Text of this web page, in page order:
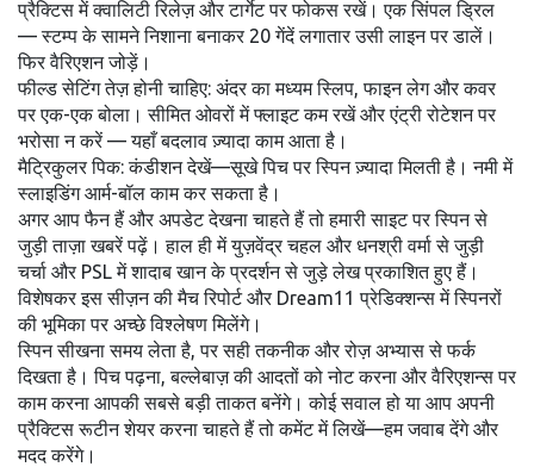
प्रैक्टिस में क्वालिटी रिलेज़ और टार्गेट पर फोकस रखें। एक सिंपल ड्रिल
— स्टम्प के सामने निशाना बनाकर 20 गेंदें लगातार उसी लाइन पर डालें।
फिर वैरिएशन जोड़ें।
फील्ड सेटिंग तेज़ होनी चाहिए: अंदर का मध्यम स्लिप, फाइन लेग और कवर
पर एक-एक बोला। सीमित ओवरों में फ्लाइट कम रखें और एंट्री रोटेशन पर
भरोसा न करें — यहाँ बदलाव ज़्यादा काम आता है।
मैट्रिकुलर पिक: कंडीशन देखें—सूखे पिच पर स्पिन ज़्यादा मिलती है। नमी में
स्लाइडिंग आर्म-बॉल काम कर सकता है।
अगर आप फैन हैं और अपडेट देखना चाहते हैं तो हमारी साइट पर स्पिन से
जुड़ी ताज़ा खबरें पढ़ें। हाल ही में युज़वेंद्र चहल और धनश्री वर्मा से जुड़ी
चर्चा और PSL में शादाब खान के प्रदर्शन से जुड़े लेख प्रकाशित हुए हैं।
विशेषकर इस सीज़न की मैच रिपोर्ट और Dream11 प्रेडिक्शन्स में स्पिनरों
की भूमिका पर अच्छे विश्लेषण मिलेंगे।
स्पिन सीखना समय लेता है, पर सही तकनीक और रोज़ अभ्यास से फर्क
दिखता है। पिच पढ़ना, बल्लेबाज़ की आदतों को नोट करना और वैरिएशन्स पर
काम करना आपकी सबसे बड़ी ताकत बनेंगे। कोई सवाल हो या आप अपनी
प्रैक्टिस रूटीन शेयर करना चाहते हैं तो कमेंट में लिखें—हम जवाब देंगे और
मदद करेंगे।